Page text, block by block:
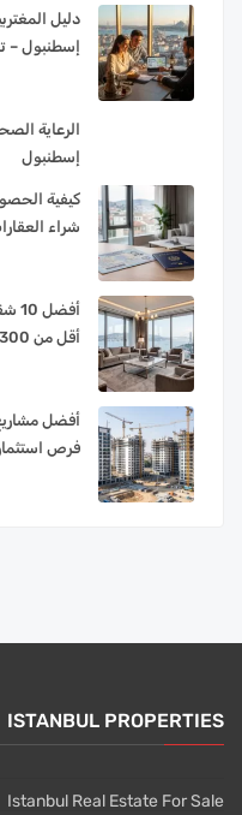
دليل
إسطنبول –
الرعاية
إسطنبول
كيفية
شراء العقارات
أقل من 300 ألف دولار
فرص
ISTANBUL PROPERTIES
Istanbul Real Estate For Sale